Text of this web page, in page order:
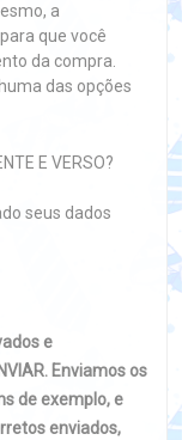
a
que você
da compra.
das opções
E VERSO?
seus dados
e
Enviamos os
de exemplo, e
enviados,